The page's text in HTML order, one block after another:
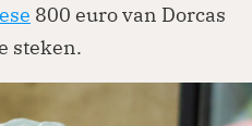
800 euro van Dorcas
steken.